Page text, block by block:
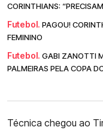
CORINTHIANS:
Futebol. PAGOU!
FEMININO
Futebol. GABI ZANOTTI
PALMEIRAS PELA COPA
Técnica chegou ao